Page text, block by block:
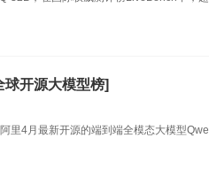
球开源大模型榜]
里4月最新开源的端到端全模态大模型